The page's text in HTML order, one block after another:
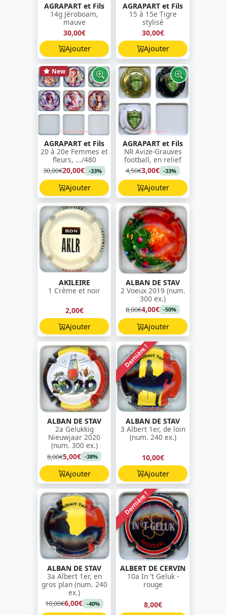
AGRAPART et Fils
14g Jéroboam,
mauve
30,00€
Ajouter
AGRAPART et Fils
15 à 15e Tigre
stylisé
30,00€
Ajouter
New
AGRAPART et Fils
20 à 20e Femmes et
fleurs, .../480
30,00€20,00€ -33%
Ajouter
AGRAPART et Fils
NR Avize-Grauves
football, en relief
4,50€3,00€ -33%
Ajouter
AKILEIRE
1 Crème et noir
2,00€
Ajouter
ALBAN DE STAV
2 Voeux 2019 (num.
300 ex.)
8,00€4,00€ -50%
Ajouter
ALBAN DE STAV
2a Gelukkig
Nieuwjaar 2020
(num. 300 ex.)
8,00€5,00€ -38%
Ajouter
Dernière !
ALBAN DE STAV
3 Albert 1er, de loin
(num. 240 ex.)
10,00€
Ajouter
ALBAN DE STAV
3a Albert 1er, en
gros plan (num. 240
ex.)
10,00€6,00€ -40%
Dernière !
ALBERT DE CERVIN
10a In 't Geluk -
rouge
8,00€